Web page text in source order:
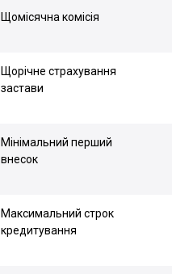
Щомісячна комісія
Щорічне страхування
застави
Мінімальний перший
внесок
Максимальний строк
кредитування